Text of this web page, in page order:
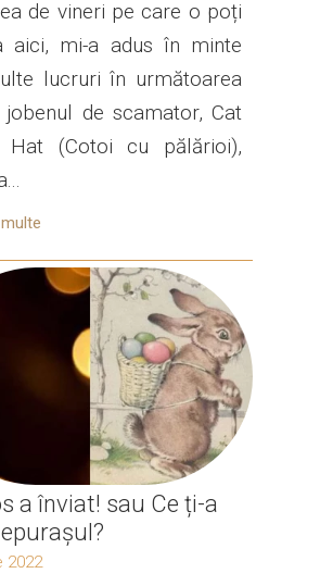
de vineri pe care o poți
aici, mi-a adus în minte
lucruri în următoarea
jobenul de scamator, Cat
(Cotoi cu pălărioi),
a înviat! sau Ce ți-a
2022